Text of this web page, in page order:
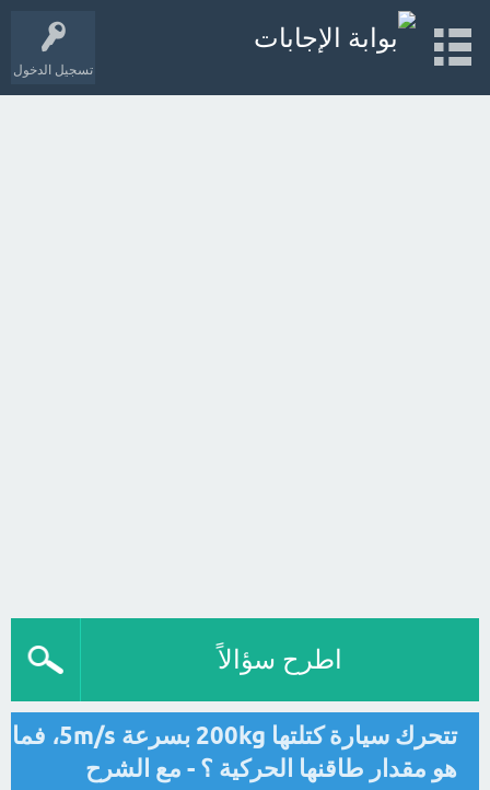
تسجيل الدخول
اطرح سؤالاً
تتحرك سيارة كتلتها 200kg بسرعة 5m/s، فما
هو مقدار طاقنها الحركية ؟ - مع الشرح